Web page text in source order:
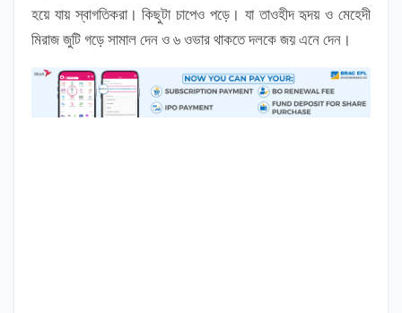
হয়ে যায় স্বাগতিকরা। কিছুটা চাপেও পড়ে। যা তাওহীদ হৃদয় ও মেহেদী
মিরাজ জুটি গড়ে সামাল দেন ও ৬ ওভার থাকতে দলকে জয় এনে দেন।